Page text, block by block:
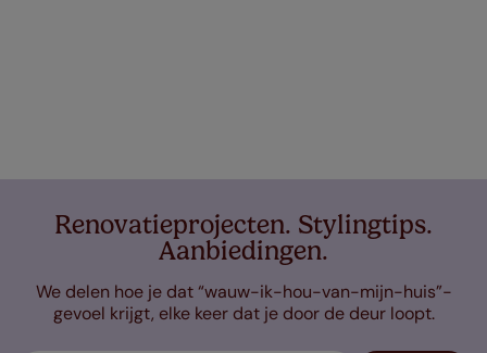
Renovatieprojecten. Stylingtips.
Aanbiedingen.
We delen hoe je dat “wauw-ik-hou-van-mijn-huis”-
gevoel krijgt, elke keer dat je door de deur loopt.